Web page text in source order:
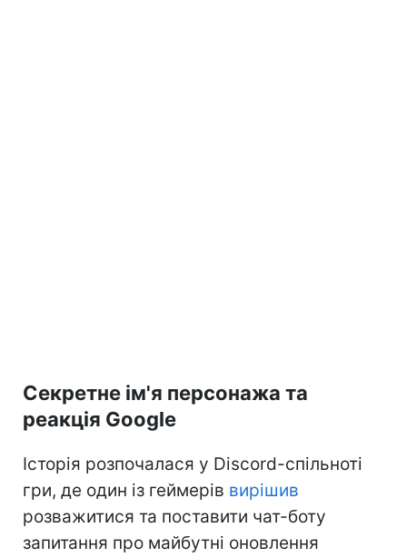
Секретне ім'я персонажа та
реакція Google
Історія розпочалася у Discord-спільноті
гри, де один із геймерів вирішив
розважитися та поставити чат-боту
запитання про майбутні оновлення